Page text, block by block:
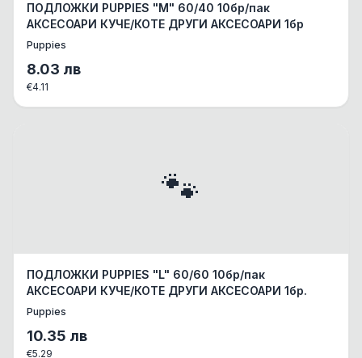
ПОДЛОЖКИ PUPPIES "М" 60/40 10бр/пак
АКСЕСОАРИ КУЧЕ/КОТЕ ДРУГИ АКСЕСОАРИ 1бр
Puppies
8.03 лв
€4.11
🐾
ПОДЛОЖКИ PUPPIES "L" 60/60 10бр/пак
АКСЕСОАРИ КУЧЕ/КОТЕ ДРУГИ АКСЕСОАРИ 1бр.
Puppies
10.35 лв
€5.29